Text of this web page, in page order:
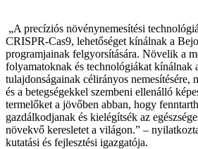
„A precíziós növénynemesítési
CRISPR-Cas9, lehetőséget kínálnak a
programjainak felgyorsítására. Növelik a
folyamatoknak és technológiákat kínálnak
tulajdonságainak célirányos nemesítésére,
és a betegségekkel szembeni ellenálló
termelőket a jövőben abban, hogy
gazdálkodjanak és kielégítsék az
növekvő keresletet a világon.” –
kutatási és fejlesztési igazgatója.